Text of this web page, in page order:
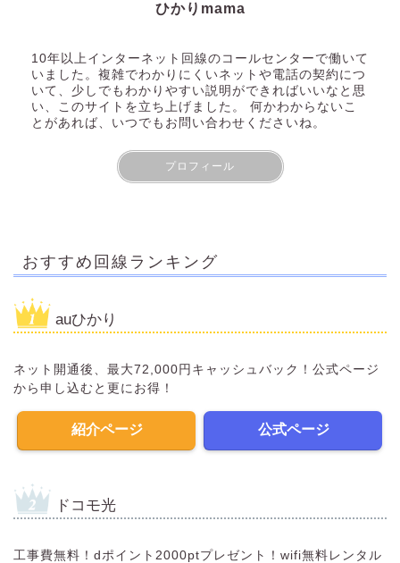
ひかりmama
10年以上インターネット回線のコールセンターで働いて
いました。複雑でわかりにくいネットや電話の契約につ
いて、少しでもわかりやすい説明ができればいいなと思
い、このサイトを立ち上げました。 何かわからないこ
とがあれば、いつでもお問い合わせくださいね。
プロフィール
おすすめ回線ランキング
auひかり
ネット開通後、最大72,000円キャッシュバック！公式ページ
から申し込むと更にお得！
紹介ページ 公式ページ
ドコモ光
工事費無料！dポイント2000ptプレゼント！wifi無料レンタル